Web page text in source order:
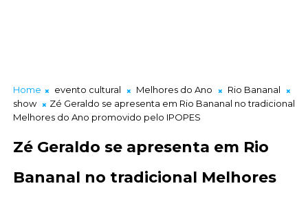
Home evento cultural Melhores do Ano
Rio Bananal
show
Zé Geraldo se apresenta em Rio Bananal no tradicional
Melhores do Ano promovido pelo IPOPES
Zé Geraldo se apresenta em Rio
Bananal no tradicional Melhores